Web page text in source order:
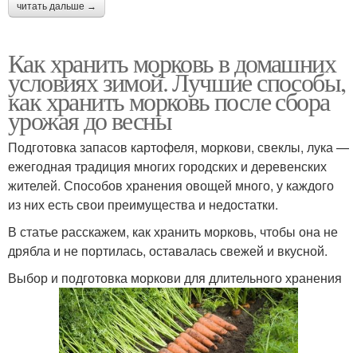
читать дальше →
Как хранить морковь в домашних
условиях зимой. Лучшие способы,
как хранить морковь после сбора
урожая до весны
Подготовка запасов картофеля, моркови, свеклы, лука —
ежегодная традиция многих городских и деревенских
жителей. Способов хранения овощей много, у каждого
из них есть свои преимущества и недостатки.
В статье расскажем, как хранить морковь, чтобы она не
дрябла и не портилась, оставалась свежей и вкусной.
Выбор и подготовка моркови для длительного хранения